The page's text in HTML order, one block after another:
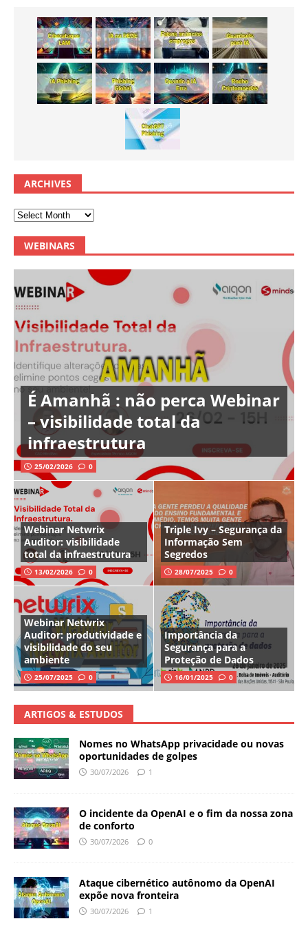
ARCHIVES
WEBINARS
É Amanhã : não perca Webinar
– visibilidade total da
infraestrutura
25/02/2026 0
Webinar Netwrix
Auditor: visibilidade
total da infraestrutura
13/02/2026 0
Triple Ivy – Segurança da
Informação Sem
Segredos
28/07/2025 0
Webinar Netwrix
Auditor: produtividade e
visibilidade do seu
ambiente
25/07/2025 0
Importância da
Segurança para a
Proteção de Dados
16/01/2025 0
ARTIGOS & ESTUDOS
Nomes no WhatsApp privacidade ou novas
oportunidades de golpes
30/07/2026 1
O incidente da OpenAI e o fim da nossa zona
de conforto
30/07/2026 0
Ataque cibernético autônomo da OpenAI
expõe nova fronteira
30/07/2026 1